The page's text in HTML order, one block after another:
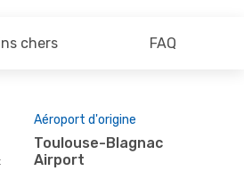
chers FAQ
Aéroport d'origine
Toulouse-Blagnac
Airport